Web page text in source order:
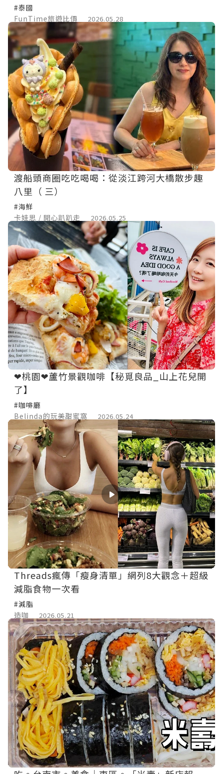
#泰國
FunTime旅遊比價
2026.05.28
渡船頭商圈吃吃喝喝：從淡江跨河大橋散步趣
八里（ 三）
#海鮮
卡娃思 / 開心趴趴走
2026.05.25
❤桃園❤蘆竹景觀咖啡【秘覓良品_山上花兒開
了】
#咖啡廳
Belinda的玩美甜蜜窩
2026.05.24
Threads瘋傳「瘦身清單」網列8大觀念＋超級
減脂食物一次看
#減脂
造咖
2026.05.21